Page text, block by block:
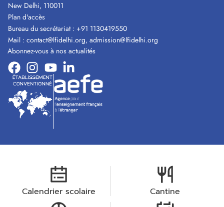
New Delhi, 110011
Plan d'accès
Bureau du secrétariat : +91 1130419550
Mail : contact@lfidelhi.org, admission@lfidelhi.org
Abonnez-vous à nos actualités
Calendrier scolaire Cantine